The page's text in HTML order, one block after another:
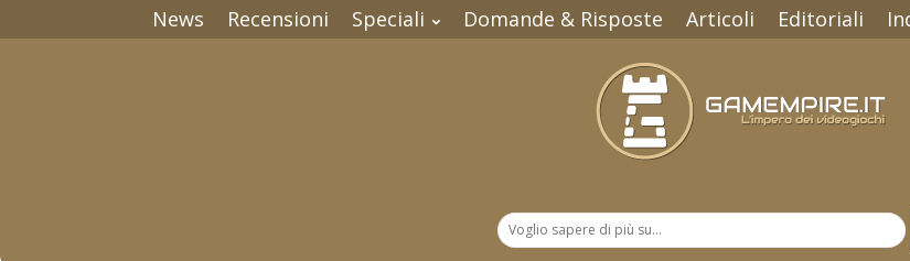
News Recensioni Speciali Domande & Risposte Articoli Editoriali